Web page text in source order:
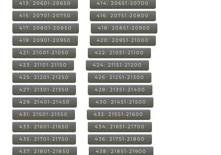
413: 20601-20650 414: 20651-20700
415: 20701-20750 416: 20751-20800
417: 20801-20850 418: 20851-20900
419: 20901-20950 420: 20951-21000
421: 21001-21050 422: 21051-21100
423: 21101-21150 424: 21151-21200
425: 21201-21250 426: 21251-21300
427: 21301-21350 428: 21351-21400
429: 21401-21450 430: 21451-21500
431: 21501-21550 432: 21551-21600
433: 21601-21650 434: 21651-21700
435: 21701-21750 436: 21751-21800
437: 21801-21850 438: 21851-21900